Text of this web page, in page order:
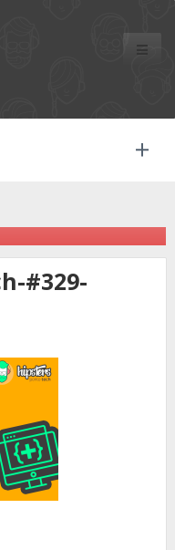
Toggle
#329-